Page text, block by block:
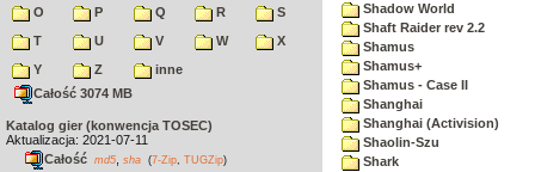
O
P Q R
S
T
U V W
X
Y
Z
inne
Całość 3074 MB
Katalog gier (konwencja TOSEC)
Aktualizacja: 2021-07-11
Całość md5 sha (7-Zip TUGZip)
Shadow World
Shaft Raider rev 2.2
Shamus
Shamus+
Shamus - Case II
Shanghai
Shanghai (Activision)
Shaolin-Szu
Shark